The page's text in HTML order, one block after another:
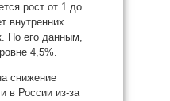
рост от 1 до
внутренних
По его данным,
4,5%.
снижение
в России из-за